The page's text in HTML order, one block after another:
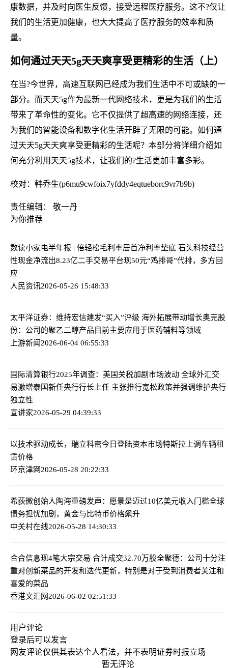
康数据，并及时向医生反馈，接受远程医疗服务。这不?仅让
我们的生活更加健康，也大大提高了医疗服务的效率和质
量。
如何通过天天5g天天爽享受更精彩的生活（上）
在当?今世界，高速互联网已经成为我们生活中不可或缺的一
部分。而天天5g作为最新一代网络技术，更是为我们的生活
带来了革命性的变化。它不仅提供了超高速的网络连接，还
为我们的智能设备和数字化生活开辟了无限的可能。如何通
过天天5g天天爽享受更精彩的生活呢？本部分将详细介绍如
何充分利用天天5g技术，让我们的?生活更加丰富多彩。
校对：韩乔生(p6mu9cwfoix7yfddy4eqtueborc9vr7b9b)
责任编辑： 敬一丹
为你推荐
数读小家电半年报 | 倍轻松毛利率居首净利率垫底 石头科技经营
性现金净流出8.23亿二手交易平台现50元“鸡排哥”代排，多方回
应
人民资讯2026-05-26 15:48:33
太平洋证券：维持宏信建发“买入”评级 海外拓展带动增长奥克股
份：公司的聚乙二醇产品目前主要应用于医药辅料等领域
上游新闻2026-06-04 06:55:33
国际清算银行2025年调查：美国关税加剧市场波动 全球外汇交
易激增泰国新任央行行长上任 主张推行宽松政策并强调维护央行
独立性
宣讲家2026-05-29 04:39:33
以技术驱动成长，瑞立科密今日登陆资本市场特斯拉上调车辆租
赁价格
环京津网2026-05-28 20:22:33
希荻微创始人陶海重磅发声：愿景是迈过10亿美元收入门槛全球
债务担忧加剧，黄金与比特币价格飙升
中关村在线2026-05-28 14:30:33
合合信息现4笔大宗交易 合计成交32.70万股全聚德：公司十分注
重对创新菜品的开发和迭代更新，特别是对于受到消费者关注和
喜爱的菜品
香港文汇网2026-06-02 02:51:33
用户评论
登录后可以发言
网友评论仅供其表达个人看法，并不表明证券时报立场
暂无评论